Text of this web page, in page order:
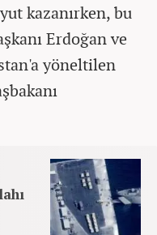
kazanırken, bu
Erdoğan ve
yöneltilen